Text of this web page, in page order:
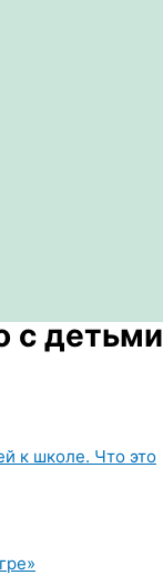
с детьми
к школе. Что это